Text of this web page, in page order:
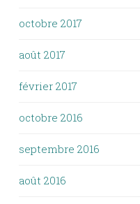
octobre 2017
août 2017
février 2017
octobre 2016
septembre 2016
août 2016